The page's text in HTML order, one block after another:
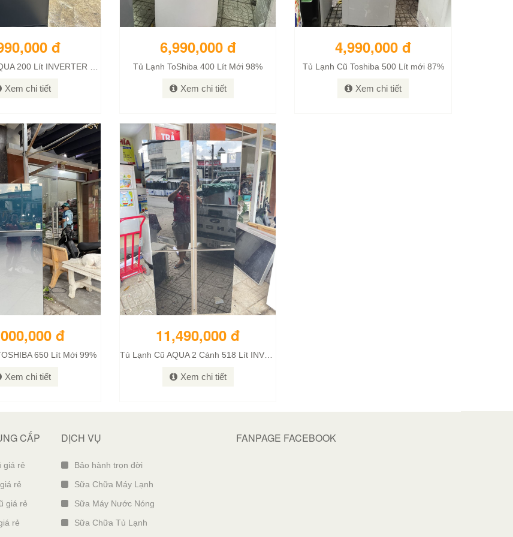
đ
Xem chi tiết
6,990,000 đ
Tủ Lạnh ToShiba 400 Lít Mới 98%
Xem chi tiết
4,990,000 đ
Tủ Lạnh Cũ Toshiba 500 Lít mới 87%
Xem chi tiết
đ
650 Lít Mới 99%
Xem chi tiết
11,490,000 đ
Tủ Lạnh Cũ AQUA 2 Cánh 518 Lít INVERTER Mới 98%
Xem chi tiết
CẤP
giá rẻ
rẻ
giá rẻ
rẻ
DỊCH VỤ
Bảo hành trọn đời
Sữa Chữa Máy Lạnh
Sữa Máy Nước Nóng
Sữa Chữa Tủ Lạnh
FANPAGE FACEBOOK